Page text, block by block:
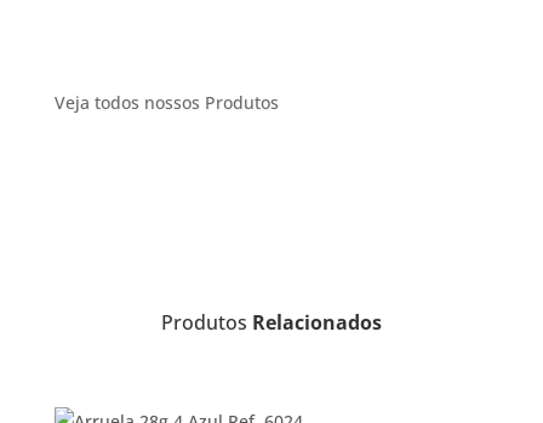
Veja todos nossos Produtos
Produtos Relacionados